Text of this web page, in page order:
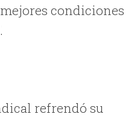
condiciones
refrendó su